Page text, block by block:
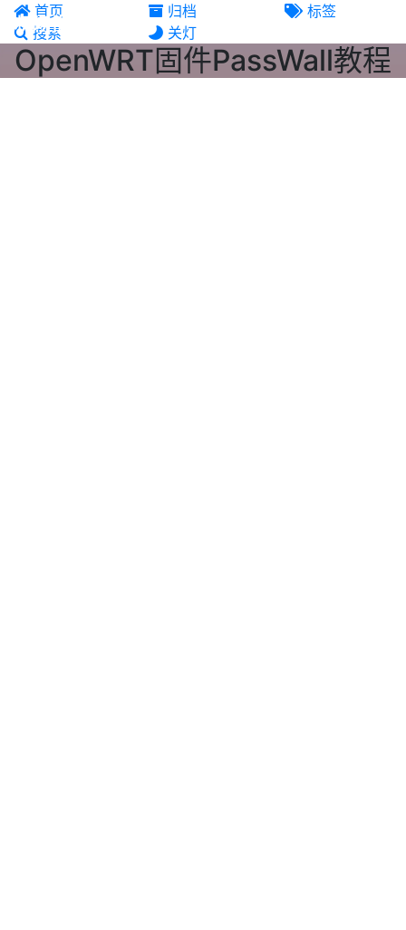
机场推荐
首页 归档
标签
搜索
关灯
OpenWRT固件PassWall教程